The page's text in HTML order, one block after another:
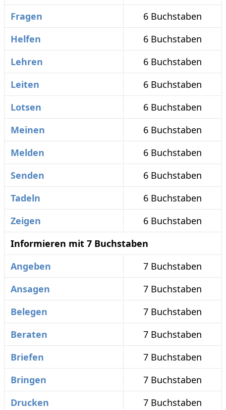
Fragen
6 Buchstaben
Helfen
6 Buchstaben
Lehren
6 Buchstaben
Leiten
6 Buchstaben
Lotsen
6 Buchstaben
Meinen
6 Buchstaben
Melden
6 Buchstaben
Senden
6 Buchstaben
Tadeln
6 Buchstaben
Zeigen
6 Buchstaben
Informieren mit 7 Buchstaben
Angeben
7 Buchstaben
Ansagen
7 Buchstaben
Belegen
7 Buchstaben
Beraten
7 Buchstaben
Briefen
7 Buchstaben
Bringen
7 Buchstaben
Drucken
7 Buchstaben